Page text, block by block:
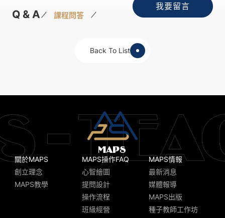
Q & A 課程問答
我要留言
Back To List
關於MAPS
創立理念
MAPS教學
MAPS操作FAQ
心智繪圖
提問設計
操作流程
班級經營
MAPS情報
最新消息
媒體報導
MAPS出版
種子教師工作坊